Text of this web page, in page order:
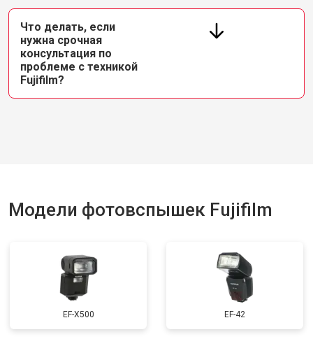
Что делать, если
нужна срочная
консультация по
проблеме с техникой
Fujifilm?
Модели фотовспышек Fujifilm
EF-X500 EF-42